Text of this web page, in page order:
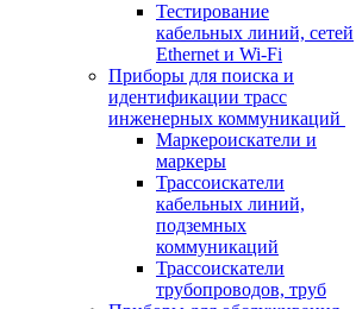
Тестирование
кабельных линий, сетей
Ethernet и Wi-Fi
Приборы для поиска и
идентификации трасс
инженерных коммуникаций
Маркероискатели и
маркеры
Трассоискатели
кабельных линий,
подземных
коммуникаций
Трассоискатели
трубопроводов, труб